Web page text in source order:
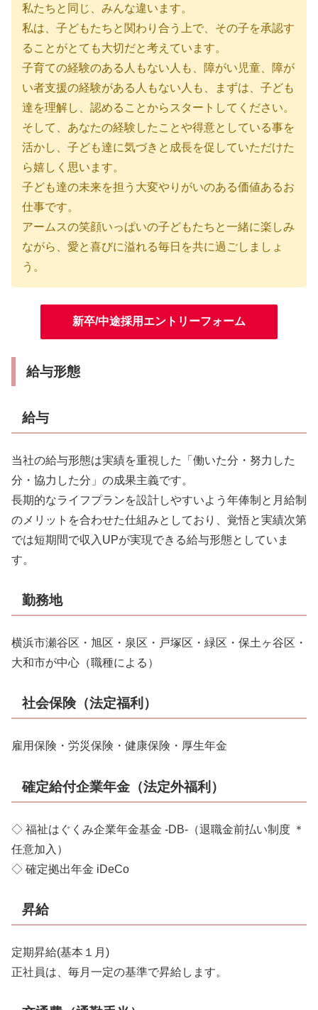
私たちと同じ、みんな違います。
私は、子どもたちと関わり合う上で、その子を承認す
ることがとても大切だと考えています。
子育ての経験のある人もない人も、障がい児童、障が
い者支援の経験がある人もない人も、まずは、子ども
達を理解し、認めることからスタートしてください。
そして、あなたの経験したことや得意としている事を
活かし、子ども達に気づきと成長を促していただけた
ら嬉しく思います。
子ども達の未来を担う大変やりがいのある価値あるお
仕事です。
アームスの笑顔いっぱいの子どもたちと一緒に楽しみ
ながら、愛と喜びに溢れる毎日を共に過ごしましょ
う。
新卒/中途採用エントリーフォーム
給与形態
給与
当社の給与形態は実績を重視した「働いた分・努力した
分・協力した分」の成果主義です。
長期的なライフプランを設計しやすいよう年俸制と月給制
のメリットを合わせた仕組みとしており、覚悟と実績次第
では短期間で収入UPが実現できる給与形態としていま
す。
勤務地
横浜市瀬谷区・旭区・泉区・戸塚区・緑区・保土ヶ谷区・
大和市が中心（職種による）
社会保険（法定福利）
雇用保険・労災保険・健康保険・厚生年金
確定給付企業年金（法定外福利）
◇ 福祉はぐくみ企業年金基金 -DB-（退職金前払い制度 ＊
任意加入）
◇ 確定拠出年金 iDeCo
昇給
定期昇給(基本１月)
正社員は、毎月一定の基準で昇給します。